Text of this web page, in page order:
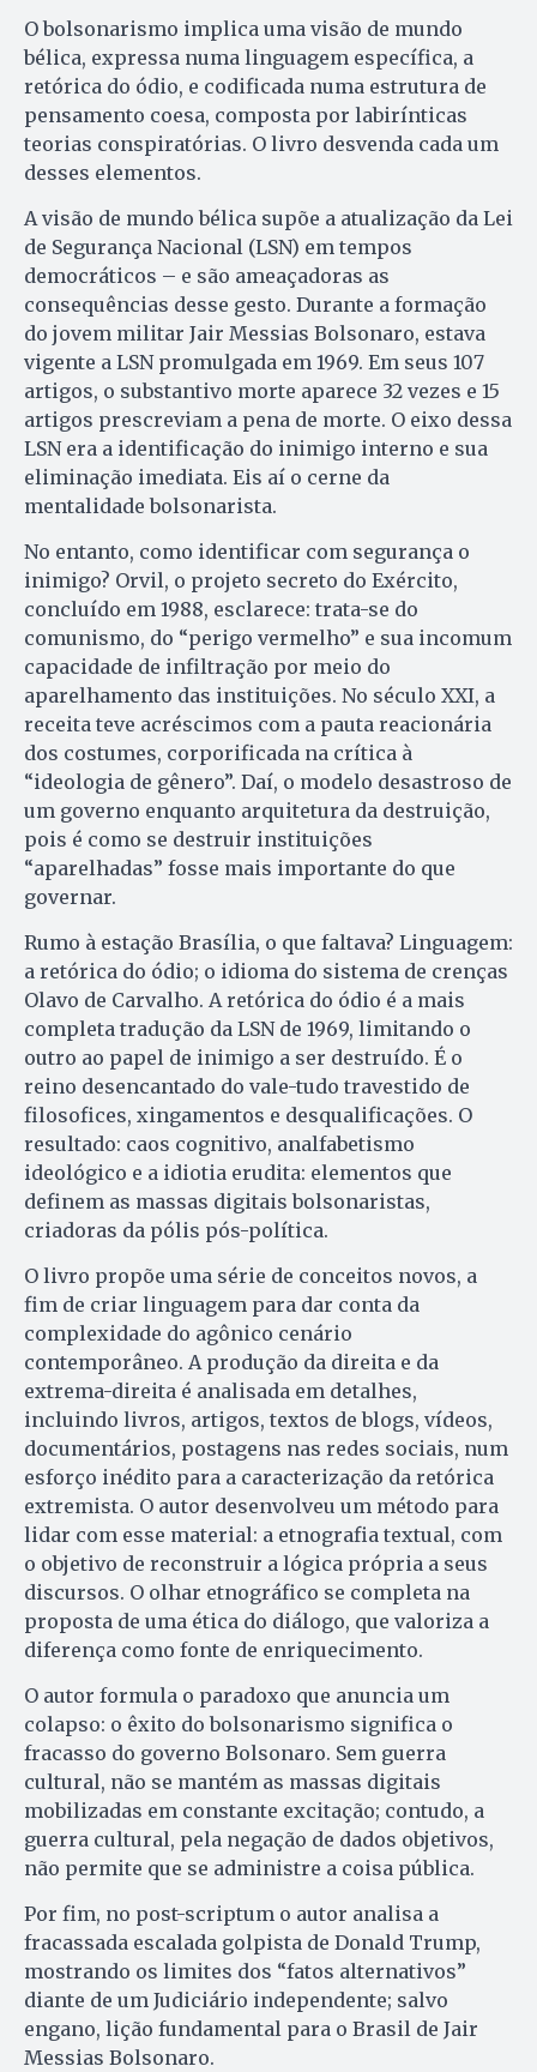
O bolsonarismo implica uma visão de mundo
bélica, expressa numa linguagem específica, a
retórica do ódio, e codificada numa estrutura de
pensamento coesa, composta por labirínticas
teorias conspiratórias. O livro desvenda cada um
desses elementos.
A visão de mundo bélica supõe a atualização da Lei
de Segurança Nacional (LSN) em tempos
democráticos – e são ameaçadoras as
consequências desse gesto. Durante a formação
do jovem militar Jair Messias Bolsonaro, estava
vigente a LSN promulgada em 1969. Em seus 107
artigos, o substantivo morte aparece 32 vezes e 15
artigos prescreviam a pena de morte. O eixo dessa
LSN era a identificação do inimigo interno e sua
eliminação imediata. Eis aí o cerne da
mentalidade bolsonarista.
No entanto, como identificar com segurança o
inimigo? Orvil, o projeto secreto do Exército,
concluído em 1988, esclarece: trata-se do
comunismo, do “perigo vermelho” e sua incomum
capacidade de infiltração por meio do
aparelhamento das instituições. No século XXI, a
receita teve acréscimos com a pauta reacionária
dos costumes, corporificada na crítica à
“ideologia de gênero”. Daí, o modelo desastroso de
um governo enquanto arquitetura da destruição,
pois é como se destruir instituições
“aparelhadas” fosse mais importante do que
governar.
Rumo à estação Brasília, o que faltava? Linguagem:
a retórica do ódio; o idioma do sistema de crenças
Olavo de Carvalho. A retórica do ódio é a mais
completa tradução da LSN de 1969, limitando o
outro ao papel de inimigo a ser destruído. É o
reino desencantado do vale-tudo travestido de
filosofices, xingamentos e desqualificações. O
resultado: caos cognitivo, analfabetismo
ideológico e a idiotia erudita: elementos que
definem as massas digitais bolsonaristas,
criadoras da pólis pós-política.
O livro propõe uma série de conceitos novos, a
fim de criar linguagem para dar conta da
complexidade do agônico cenário
contemporâneo. A produção da direita e da
extrema-direita é analisada em detalhes,
incluindo livros, artigos, textos de blogs, vídeos,
documentários, postagens nas redes sociais, num
esforço inédito para a caracterização da retórica
extremista. O autor desenvolveu um método para
lidar com esse material: a etnografia textual, com
o objetivo de reconstruir a lógica própria a seus
discursos. O olhar etnográfico se completa na
proposta de uma ética do diálogo, que valoriza a
diferença como fonte de enriquecimento.
O autor formula o paradoxo que anuncia um
colapso: o êxito do bolsonarismo significa o
fracasso do governo Bolsonaro. Sem guerra
cultural, não se mantém as massas digitais
mobilizadas em constante excitação; contudo, a
guerra cultural, pela negação de dados objetivos,
não permite que se administre a coisa pública.
Por fim, no post-scriptum o autor analisa a
fracassada escalada golpista de Donald Trump,
mostrando os limites dos “fatos alternativos”
diante de um Judiciário independente; salvo
engano, lição fundamental para o Brasil de Jair
Messias Bolsonaro.